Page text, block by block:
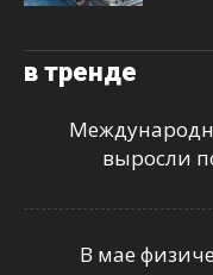
в тренде
выросли
В мае